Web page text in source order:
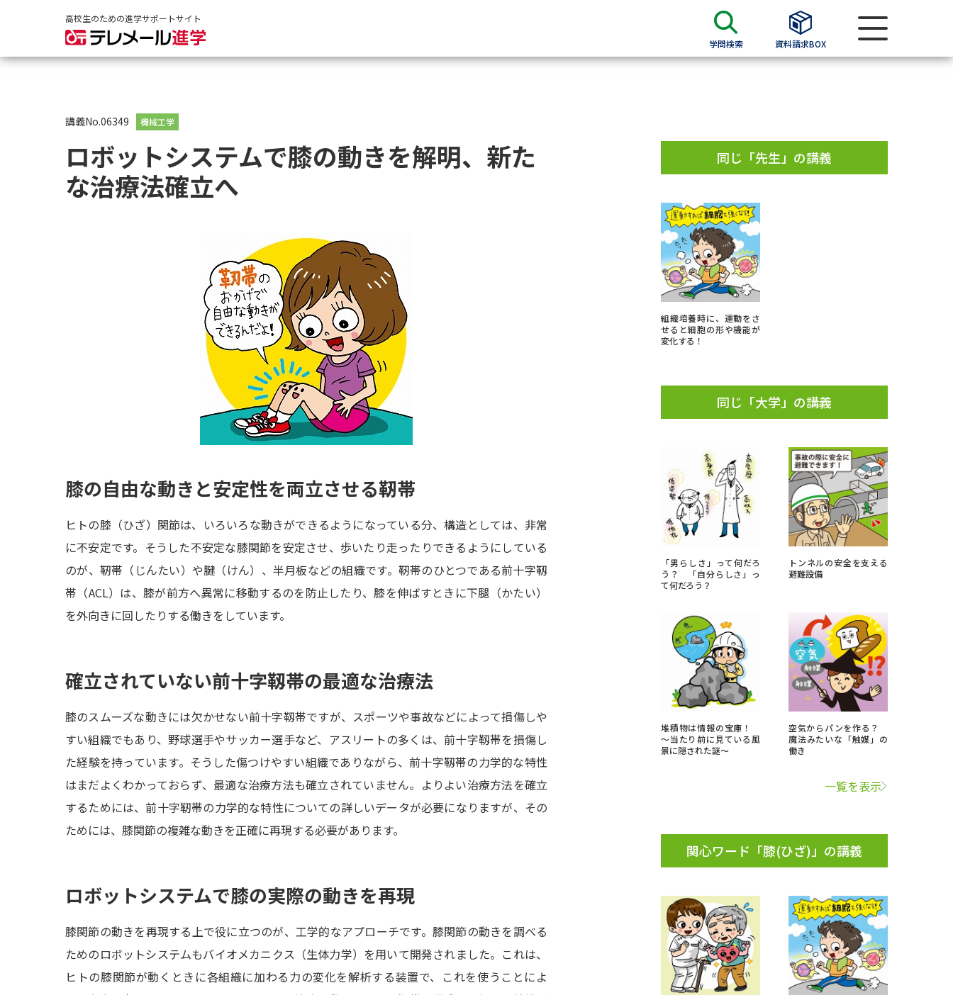
高校生のための進学サポートサイト
学問検索 資料請求BOX
大学・短大の資料種類から請求
大学パンフ
学部・学科パンフ
過去問題集
留学・進学関連、塾・予備校
大学入学共通テスト「受験上の配慮案内」の請求
高等学校卒業程度認定試験
大学検索
大学で学べる内容や特徴を調べる
新増設大学・学部・学科特集
国際・グローバルに強い大学特集
データサイエンス特集
奨学金・特待生制度特集
デジタルパンフレット
進路の３択
新学年スタート号特集ページ（高3生用）
オープンキャンパス検索
実施プログラムから探す
来場型・Web型イベント特集
受験準備
先輩が入学を決めた理由
テレメール全国一斉進学調査
新生活お役立ちガイド
講義No.06349 機械工学
ロボットシステムで膝の動きを解明、新た
な治療法確立へ
膝の自由な動きと安定性を両立させる靭帯
ヒトの膝（ひざ）関節は、いろいろな動きができるようになっている分、構造としては、非常
に不安定です。そうした不安定な膝関節を安定させ、歩いたり走ったりできるようにしている
のが、靭帯（じんたい）や腱（けん）、半月板などの組織です。靭帯のひとつである前十字靱
帯（ACL）は、膝が前方へ異常に移動するのを防止したり、膝を伸ばすときに下腿（かたい）
を外向きに回したりする働きをしています。
確立されていない前十字靱帯の最適な治療法
膝のスムーズな動きには欠かせない前十字靱帯ですが、スポーツや事故などによって損傷しや
すい組織でもあり、野球選手やサッカー選手など、アスリートの多くは、前十字靱帯を損傷し
た経験を持っています。そうした傷つけやすい組織でありながら、前十字靱帯の力学的な特性
はまだよくわかっておらず、最適な治療方法も確立されていません。よりよい治療方法を確立
するためには、前十字靭帯の力学的な特性についての詳しいデータが必要になりますが、その
ためには、膝関節の複雑な動きを正確に再現する必要があります。
ロボットシステムで膝の実際の動きを再現
膝関節の動きを再現する上で役に立つのが、工学的なアプローチです。膝関節の動きを調べる
ためのロボットシステムもバイオメカニクス（生体力学）を用いて開発されました。これは、
ヒトの膝関節が動くときに各組織に加わる力の変化を解析する装置で、これを使うことによ
同じ「先生」の講義
組織培養時に、運動をさ
せると細胞の形や機能が
変化する！
同じ「大学」の講義
「男らしさ」って何だろ
う？ 「自分らしさ」っ
て何だろう？
トンネルの安全を支える
避難設備
堆積物は情報の宝庫！
～当たり前に見ている風
景に隠された謎～
空気からパンを作る？
魔法みたいな「触媒」の
働き
一覧を表示
関心ワード「膝(ひざ)」の講義